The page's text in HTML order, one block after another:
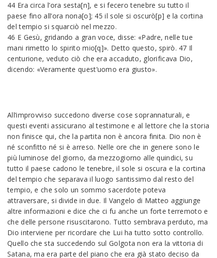
44 Era circa l’ora sesta[n], e si fecero tenebre su tutto il
paese fino all’ora nona[o]; 45 il sole si oscurò[p] e la cortina
del tempio si squarciò nel mezzo.
46 E Gesù, gridando a gran voce, disse: «Padre, nelle tue
mani rimetto lo spirito mio[q]». Detto questo, spirò. 47 Il
centurione, veduto ciò che era accaduto, glorificava Dio,
dicendo: «Veramente quest’uomo era giusto».
All’improvviso succedono diverse cose soprannaturali, e
questi eventi assicurano al testimone e al lettore che la storia
non finisce qui, che la partita non è ancora finita. Dio non è
né sconfitto né si è arreso. Nelle ore che in genere sono le
più luminose del giorno, da mezzogiorno alle quindici, su
tutto il paese cadono le tenebre, il sole si oscura e la cortina
del tempio che separava il luogo santissimo dal resto del
tempio, e che solo un sommo sacerdote poteva
attraversare, si divide in due. Il Vangelo di Matteo aggiunge
altre informazioni e dice che ci fu anche un forte terremoto e
che delle persone risuscitarono. Tutto sembrava perduto, ma
Dio interviene per ricordare che Lui ha tutto sotto controllo.
Quello che sta succedendo sul Golgota non era la vittoria di
Satana, ma era parte del piano che era già stato deciso da